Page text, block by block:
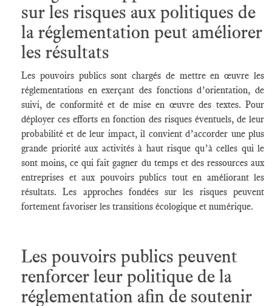
sur les risques aux politiques de
la réglementation peut améliorer
les résultats
Les pouvoirs publics sont chargés de mettre en œuvre les
réglementations en exerçant des fonctions d’orientation, de
suivi, de conformité et de mise en œuvre des textes. Pour
déployer ces efforts en fonction des risques éventuels, de leur
probabilité et de leur impact, il convient d’accorder une plus
grande priorité aux activités à haut risque qu’à celles qui le
sont moins, ce qui fait gagner du temps et des ressources aux
entreprises et aux pouvoirs publics tout en améliorant les
résultats. Les approches fondées sur les risques peuvent
fortement favoriser les transitions écologique et numérique.
Les pouvoirs publics peuvent
renforcer leur politique de la
réglementation afin de soutenir